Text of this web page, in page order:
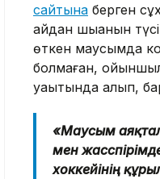
сайтына берген
қайдан шыққанын
өткен маусымда
болмаған,
уақытында алып,
«Маусым
мен
хоккейінің